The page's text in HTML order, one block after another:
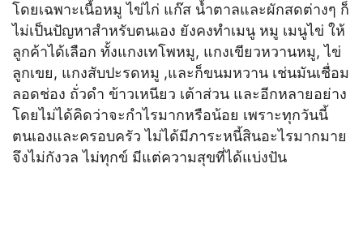
โดยเฉพาะเนื้อหมู ไข่ไก่ แก๊ส น้ำตาลและผักสดต่างๆ ก็
ไม่เป็นปัญหาสำหรับตนเอง ยังคงทำเมนู หมู เมนูไข่ ให้
ลูกค้าได้เลือก ทั้งแกงเทโพหมู, แกงเขียวหวานหมู, ไข่
ลูกเขย, แกงสับปะรดหมู ,และก็ขนมหวาน เช่นมันเชื่อม
ลอดช่อง ถั่วดำ ข้าวเหนียว เต้าส่วน และอีกหลายอย่าง
โดยไม่ได้คิดว่าจะกำไรมากหรือน้อย เพราะทุกวันนี้
ตนเองและครอบครัว ไม่ได้มีภาระหนี้สินอะไรมากมาย
จึงไม่กังวล ไม่ทุกข์ มีแต่ความสุขที่ได้แบ่งปัน